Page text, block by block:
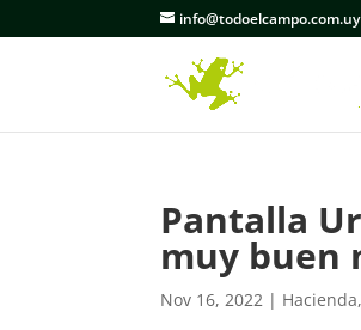
info@todoelcampo.com.uy
Pantalla
muy buen
Nov 16, 2022 | Hacienda,